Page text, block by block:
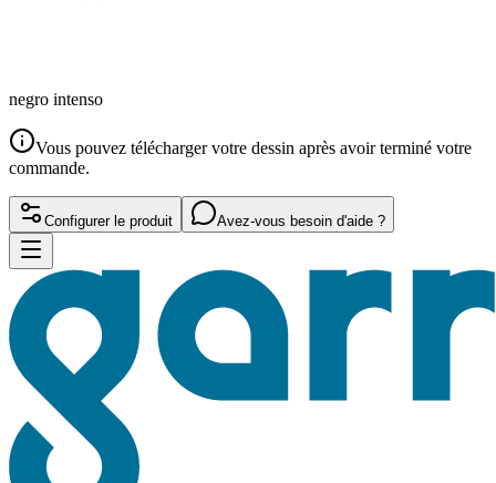
negro intenso
Vous pouvez télécharger votre dessin après avoir terminé votre
commande.
Configurer le produit Avez-vous besoin d'aide ?